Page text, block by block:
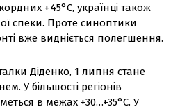
+45°C, українці також
спеки. Проте синоптики
вже видніється полегшення.
Діденко, 1 липня стане
У більшості регіонів
в межах +30…+35°C. У